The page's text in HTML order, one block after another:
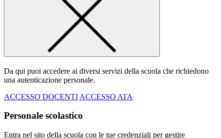
Da qui puoi accedere ai diversi servizi della scuola che richiedono
una autenticazione personale.
ACCESSO DOCENTI ACCESSO ATA
Personale scolastico
Entra nel sito della scuola con le tue credenziali per gestire